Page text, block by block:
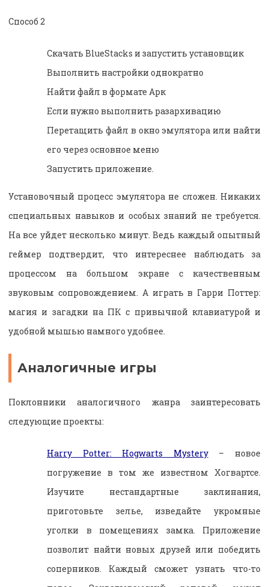
Способ 2
Скачать BlueStacks и запустить установщик
Выполнить настройки однократно
Найти файл в формате Арк
Если нужно выполнить разархивацию
Перетащить файл в окно эмулятора или найти
его через основное меню
Запустить приложение.
Установочный процесс эмулятора не сложен. Никаких
специальных навыков и особых знаний не требуется.
На все уйдет несколько минут. Ведь каждый опытный
геймер подтвердит, что интереснее наблюдать за
процессом на большом экране с качественным
звуковым сопровождением. А играть в Гарри Поттер:
магия и загадки на ПК с привычной клавиатурой и
удобной мышью намного удобнее.
Аналогичные игры
Поклонники аналогичного жанра заинтересовать
следующие проекты:
Harry Potter: Hogwarts Mystery– новое
погружение в том же известном Хогвартсе.
Изучите нестандартные заклинания,
приготовьте зелье, изведайте укромные
уголки в помещениях замка. Приложение
позволит найти новых друзей или победить
соперников. Каждый сможет узнать что-то